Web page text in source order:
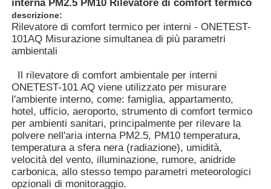
Casa
Prodotti
Video
interna PM2.5 PM10 Rilevatore di comfort termico
descrizione:
Rilevatore di comfort termico per interni - ONETEST-
101AQ Misurazione simultanea di più parametri
ambientali
Il rilevatore di comfort ambientale per interni
ONETEST-101 AQ viene utilizzato per misurare
l'ambiente interno, come: famiglia, appartamento,
hotel, ufficio, aeroporto, strumento di comfort termico
per ambienti sanitari, principalmente per rilevare la
polvere nell'aria interna PM2.5, PM10 temperatura,
temperatura a sfera nera (radiazione), umidità,
velocità del vento, illuminazione, rumore, anidride
carbonica, allo stesso tempo parametri meteorologici
opzionali di monitoraggio.